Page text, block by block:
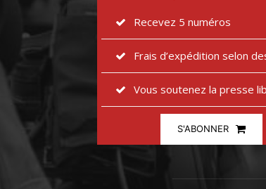
Recevez 5 numéros
Frais d’expédition selon
Vous soutenez la presse
S'ABONNER